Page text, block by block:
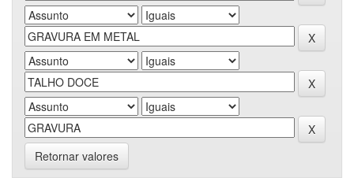
Retornar valores